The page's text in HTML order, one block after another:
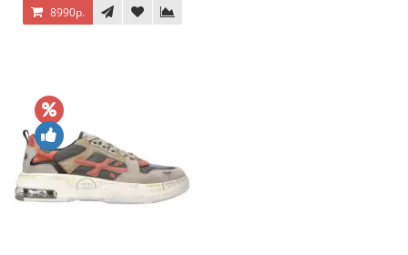
8990р.